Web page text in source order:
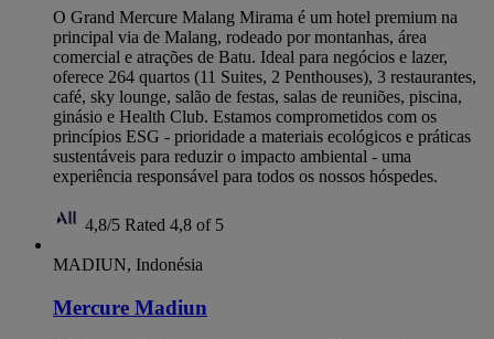
O Grand Mercure Malang Mirama é um hotel premium na
principal via de Malang, rodeado por montanhas, área
comercial e atrações de Batu. Ideal para negócios e lazer,
oferece 264 quartos (11 Suites, 2 Penthouses), 3 restaurantes,
café, sky lounge, salão de festas, salas de reuniões, piscina,
ginásio e Health Club. Estamos comprometidos com os
princípios ESG - prioridade a materiais ecológicos e práticas
sustentáveis para reduzir o impacto ambiental - uma
experiência responsável para todos os nossos hóspedes.
4,8/5 Rated 4,8 of 5
MADIUN, Indonésia
Mercure Madiun